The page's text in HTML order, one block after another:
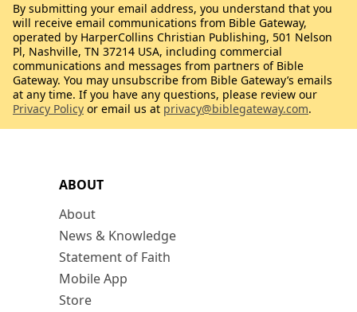
ABOUT
About
News & Knowledge
Statement of Faith
Mobile App
Store
By submitting your email address, you understand that you
will receive email communications from Bible Gateway,
operated by HarperCollins Christian Publishing, 501 Nelson
Pl, Nashville, TN 37214 USA, including commercial
communications and messages from partners of Bible
Gateway. You may unsubscribe from Bible Gateway’s emails
at any time. If you have any questions, please review our
Privacy Policy or email us at privacy@biblegateway.com.